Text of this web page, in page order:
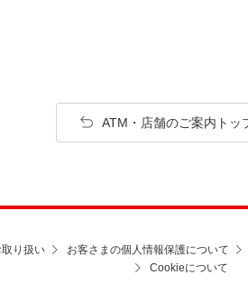
ATM・店舗のご案内トッ
り扱い お客さまの個人情報保護について
Cookieについて